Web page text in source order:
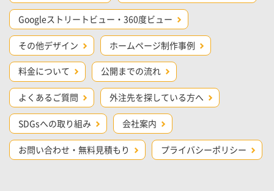
Googleストリートビュー・360度ビュー
その他デザイン ホームページ制作事例
料金について 公開までの流れ
よくあるご質問 外注先を探している方へ
SDGsへの取り組み 会社案内
お問い合わせ・無料見積もり プライバシーポリシー